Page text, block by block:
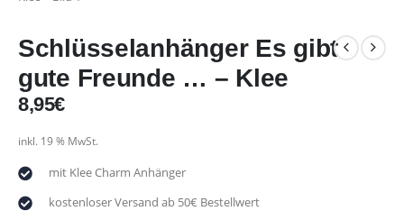
Schlüsselanhänger Es gibt
gute Freunde … – Klee
8,95€
inkl. 19 % MwSt.
mit Klee Charm Anhänger
kostenloser Versand ab 50€ Bestellwert